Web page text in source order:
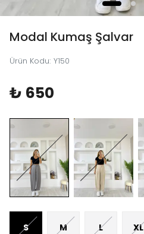
Modal Kumaş Şalvar
Ürün Kodu: Y150
₺ 650
S M L XL